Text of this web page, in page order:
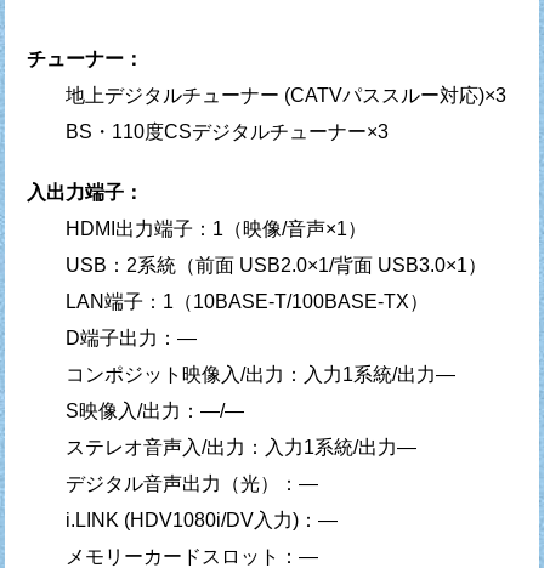
チューナー：
地上デジタルチューナー (CATVパススルー対応)×3
BS・110度CSデジタルチューナー×3
入出力端子：
HDMI出力端子：1（映像/音声×1）
USB：2系統（前面 USB2.0×1/背面 USB3.0×1）
LAN端子：1（10BASE-T/100BASE-TX）
D端子出力：—
コンポジット映像入/出力：入力1系統/出力—
S映像入/出力：—/—
ステレオ音声入/出力：入力1系統/出力—
デジタル音声出力（光）：—
i.LINK (HDV1080i/DV入力)：—
メモリーカードスロット：—